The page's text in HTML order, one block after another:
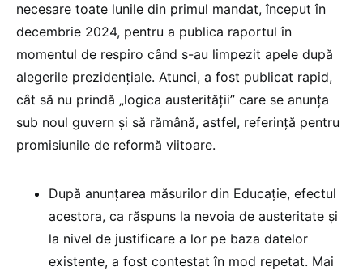
necesare toate lunile din primul mandat, început în
decembrie 2024, pentru a publica raportul în
momentul de respiro când s-au limpezit apele după
alegerile prezidențiale. Atunci, a fost publicat rapid,
cât să nu prindă „logica austerității” care se anunța
sub noul guvern și să rămână, astfel, referință pentru
promisiunile de reformă viitoare.
După anunțarea măsurilor din Educație, efectul
acestora, ca răspuns la nevoia de austeritate și
la nivel de justificare a lor pe baza datelor
existente, a fost contestat în mod repetat. Mai